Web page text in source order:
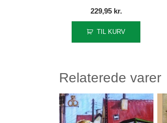
229,95 kr.
TIL KURV
Relaterede varer